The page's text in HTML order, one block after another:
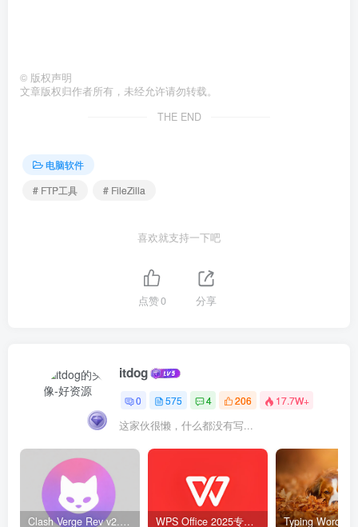
© 版权声明
文章版权归作者所有，未经允许请勿转载。
THE END
电脑软件
# FTP工具
# FileZilla
喜欢就支持一下吧
点赞0 分享
itdog
0 575 4 206 17.7W+
这家伙很懒，什么都没有写...
Clash Verge Rev v2.5.2 – 网络代理工具 WPS Office 2025专业版 v12.1.0.23542 v2 永久激活版